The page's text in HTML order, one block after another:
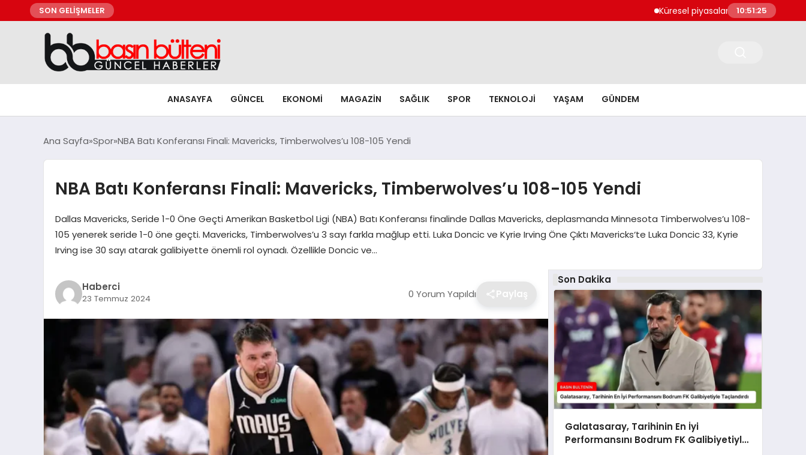
SON GELİŞMELER Küresel piyasalarda karışık seyir hakim
10:51:26
ANASAYFA GÜNCEL EKONOMI MAGAZIN SAĞLIK SPOR TEKNOLOJI YAŞAM GÜNDEM
Ana Sayfa Spor NBA Batı Konferansı Finali: Mavericks, Timberwolves’u 108-105 Yendi
NBA Batı Konferansı Finali: Mavericks, Timberwolves’u 108-105 Yendi
Dallas Mavericks, Seride 1-0 Öne Geçti Amerikan Basketbol Ligi (NBA) Batı Konferansı finalinde Dallas Mavericks, deplasmanda Minnesota Timberwolves’u 108-
105 yenerek seride 1-0 öne geçti. Mavericks, Timberwolves’u 3 sayı farkla mağlup etti. Luka Doncic ve Kyrie Irving Öne Çıktı Mavericks‘te Luka Doncic 33, Kyrie
Irving ise 30 sayı atarak galibiyette önemli rol oynadı. Özellikle Doncic ve…
Haberci
23 Temmuz 2024 0 Yorum Yapıldı Paylaş
Son Dakika
Galatasaray, Tarihinin En İyi
Performansını Bodrum FK Galibiyetiyle